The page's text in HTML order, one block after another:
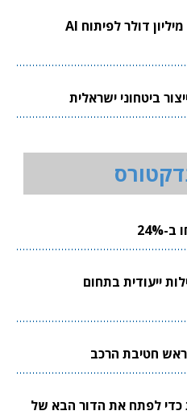
Limitless Labs גייסה 20 מיליון דולר לפיתוח AI
ייעודית בתחום
חטיבת הרכב
כדי לפתח את הדור הבא של